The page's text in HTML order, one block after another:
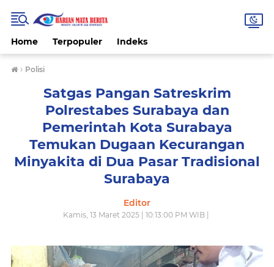
Home Terpopuler Indeks
› Polisi
Satgas Pangan Satreskrim
Polrestabes Surabaya dan
Pemerintah Kota Surabaya
Temukan Dugaan Kecurangan
Minyakita di Dua Pasar Tradisional
Surabaya
Editor
Kamis, 13 Maret 2025 | 10:13:00 PM WIB |